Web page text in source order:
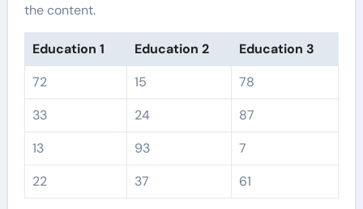
the content.
Education 1 Education 2
Education 3
72
15
78
33
24
87
13
93
7
22
37 61